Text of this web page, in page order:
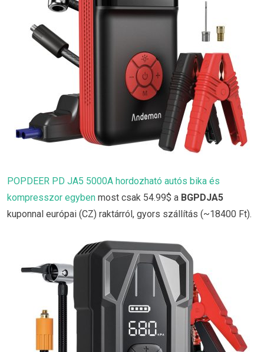
POPDEER PD JA5 5000A hordozható autós bika és
kompresszor egyben most csak 54.99$ a BGPDJA5
kuponnal európai (CZ) raktárról, gyors szállítás (~18400 Ft).